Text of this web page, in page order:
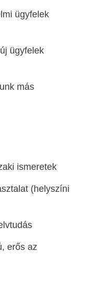
ügyfelek
ügyfelek
más
ismeretek
(helyszíni
erős az